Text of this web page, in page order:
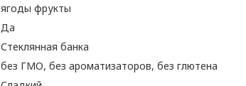
ягоды фрукты
Да
Стеклянная банка
без ГМО, без ароматизаторов, без глютена